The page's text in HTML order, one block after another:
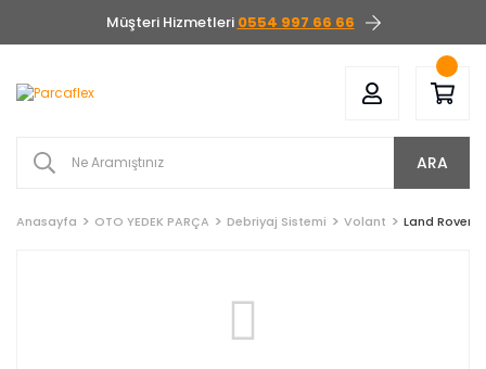
Müşteri Hizmetleri 0554 997 66 66
ARA
Anasayfa OTO YEDEK PARÇA Debriyaj Sistemi Volant Land Rover